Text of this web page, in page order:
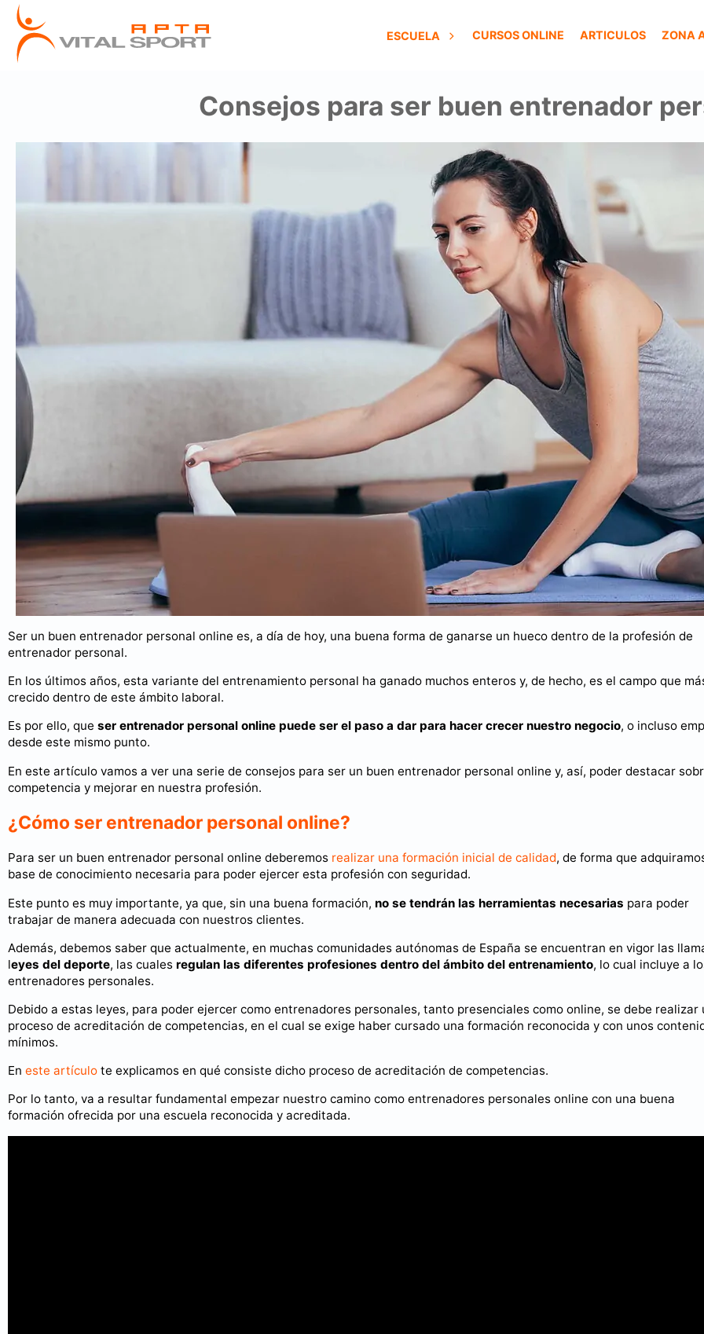
ESCUELA CURSOS ONLINE ARTICULOS ZONA
Consejos para ser buen entrenador
Ser un buen entrenador personal online es, a día de hoy, una buena forma de ganarse un hueco dentro de la profesión de
entrenador personal.
En los últimos años, esta variante del entrenamiento personal ha ganado muchos enteros y, de hecho, es el campo que
crecido dentro de este ámbito laboral.
Es por ello, que ser entrenador personal online puede ser el paso a dar para hacer crecer nuestro negocio, o incluso
desde este mismo punto.
En este artículo vamos a ver una serie de consejos para ser un buen entrenador personal online y, así, poder destacar
competencia y mejorar en nuestra profesión.
¿Cómo ser entrenador personal online?
Para ser un buen entrenador personal online deberemos realizar una formación inicial de calidad, de forma que
base de conocimiento necesaria para poder ejercer esta profesión con seguridad.
Este punto es muy importante, ya que, sin una buena formación, no se tendrán las herramientas necesarias para poder
trabajar de manera adecuada con nuestros clientes.
Además, debemos saber que actualmente, en muchas comunidades autónomas de España se encuentran en vigor las
leyes del deporte, las cuales regulan las diferentes profesiones dentro del ámbito del entrenamiento, lo cual incluye a
entrenadores personales.
Debido a estas leyes, para poder ejercer como entrenadores personales, tanto presenciales como online, se debe realizar
proceso de acreditación de competencias, en el cual se exige haber cursado una formación reconocida y con unos
mínimos.
En este artículo te explicamos en qué consiste dicho proceso de acreditación de competencias.
Por lo tanto, va a resultar fundamental empezar nuestro camino como entrenadores personales online con una buena
formación ofrecida por una escuela reconocida y acreditada.